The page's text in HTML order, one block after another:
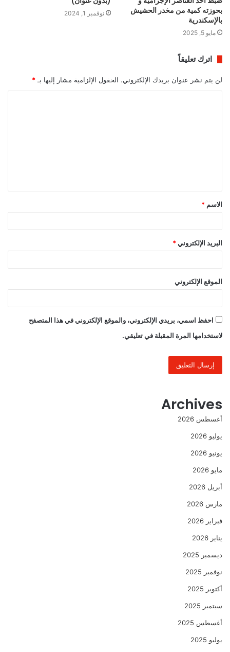
بحوزته كمية من مخدر الحشيش
بالإسكندرية
مايو 5, 2025
نوفمبر 1, 2024
اترك تعليقاً
لن يتم نشر عنوان بريدك الإلكتروني. الحقول الإلزامية مشار إليها بـ *
ق
*
الاسم *
البريد الإلكتروني *
الموقع الإلكتروني
احفظ اسمي، بريدي الإلكتروني، والموقع الإلكتروني في هذا المتصفح
لاستخدامها المرة المقبلة في تعليقي.
Archives
أغسطس 2026
يوليو 2026
يونيو 2026
مايو 2026
أبريل 2026
مارس 2026
فبراير 2026
يناير 2026
ديسمبر 2025
نوفمبر 2025
أكتوبر 2025
سبتمبر 2025
أغسطس 2025
يوليو 2025